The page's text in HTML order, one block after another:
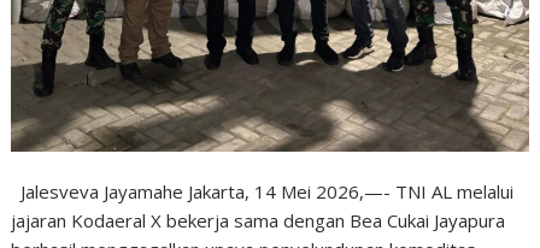
Jalesveva Jayamahe Jakarta, 14 Mei 2026,—- TNI AL melalui
jajaran Kodaeral X bekerja sama dengan Bea Cukai Jayapura